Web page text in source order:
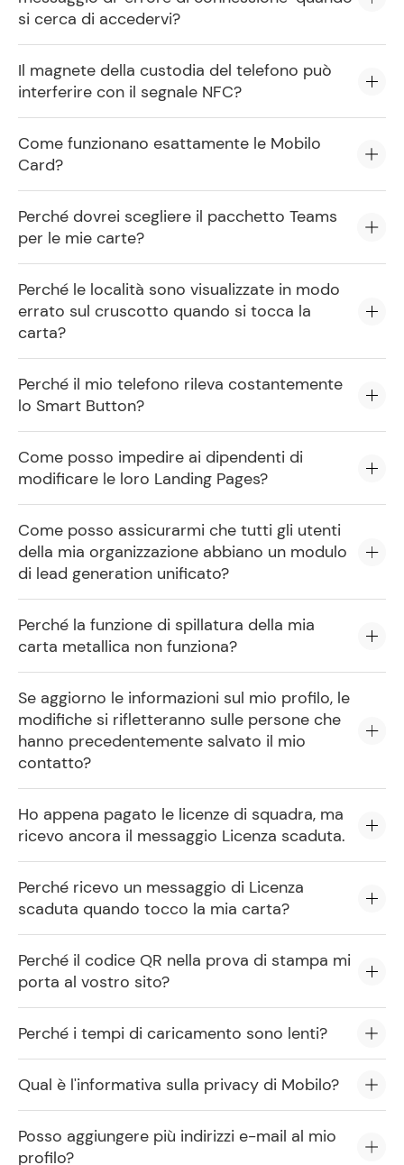
si cerca di accedervi?
Il magnete della custodia del telefono può
interferire con il segnale NFC?
Come funzionano esattamente le Mobilo
Card?
Perché dovrei scegliere il pacchetto Teams
per le mie carte?
Perché le località sono visualizzate in modo
errato sul cruscotto quando si tocca la
carta?
Perché il mio telefono rileva costantemente
lo Smart Button?
Come posso impedire ai dipendenti di
modificare le loro Landing Pages?
Come posso assicurarmi che tutti gli utenti
della mia organizzazione abbiano un modulo
di lead generation unificato?
Perché la funzione di spillatura della mia
carta metallica non funziona?
Se aggiorno le informazioni sul mio profilo, le
modifiche si rifletteranno sulle persone che
hanno precedentemente salvato il mio
contatto?
Ho appena pagato le licenze di squadra, ma
ricevo ancora il messaggio Licenza scaduta.
Perché ricevo un messaggio di Licenza
scaduta quando tocco la mia carta?
Perché il codice QR nella prova di stampa mi
porta al vostro sito?
Perché i tempi di caricamento sono lenti?
Qual è l'informativa sulla privacy di Mobilo?
Posso aggiungere più indirizzi e-mail al mio
profilo?